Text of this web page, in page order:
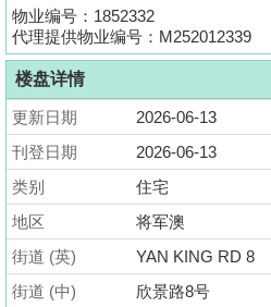
地
产
新
闻
数
据
公
布
置
物业编号：1852332
代理提供物业编号：M252012339
楼盘详情
更新日期
2026-06-13
刊登日期
2026-06-13
类别
住宅
地区
将军澳
街道 (英)
YAN KING RD 8
街道 (中)
欣景路8号